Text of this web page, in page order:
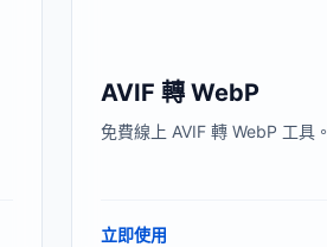
AVIF 轉 WebP
免費線上 AVIF 轉 WebP 工具。
立即使用